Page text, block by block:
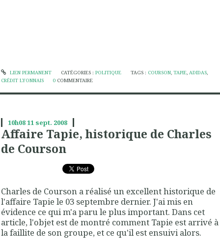
LIEN PERMANENT CATÉGORIES : POLITIQUE TAGS : COURSON,TAPIE,ADIDAS,
CRÉDIT LYONNAIS
0 COMMENTAIRE
10h0811 sept. 2008
Affaire Tapie, historique de Charles
de Courson
Charles de Courson a réalisé un excellent historique de
l'affaire Tapie le 03 septembre dernier. J'ai mis en
évidence ce qui m'a paru le plus important. Dans cet
article, l'objet est de montré comment Tapie est arrivé à
la faillite de son groupe, et ce qu'il est ensuivi alors.